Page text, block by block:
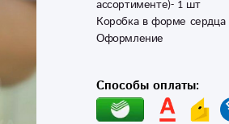
ассортименте)- 1 шт
Коробка в форме сердца
Оформление
Способы оплаты: